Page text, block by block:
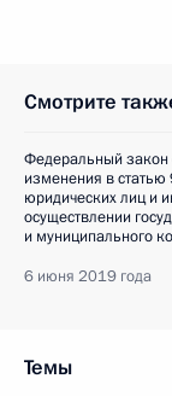
Смотрите
Федеральный
изменения в
юридических лиц и
осуществлении
и муниципального
6 июня 2019 года
Темы